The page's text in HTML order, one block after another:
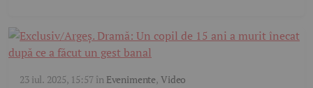
23 iul. 2025, 15:57în Evenimente,Video